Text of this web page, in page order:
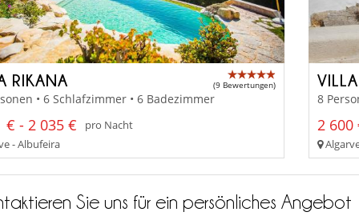
RIKANA (9 Bewertungen)
• 6 Schlafzimmer • 6 Badezimmer
€ - 2 035 €
pro Nacht
- Albufeira
8
2 600
Sie uns für ein persönliches Angebot